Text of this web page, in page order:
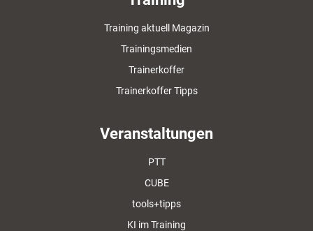
Training aktuell Magazin
Trainingsmedien
Trainerkoffer
Trainerkoffer Tipps
Veranstaltungen
PTT
CUBE
tools+tipps
KI im Training